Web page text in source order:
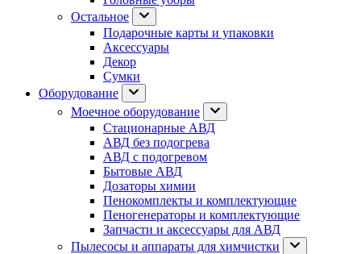
Остальное
Подарочные карты и упаковки
Аксессуары
Декор
Сумки
Оборудование
Моечное оборудование
Стационарные АВД
АВД без подогрева
АВД с подогревом
Бытовые АВД
Дозаторы химии
Пенокомплекты и комплектующие
Пеногенераторы и комплектующие
Запчасти и аксессуары для АВД
Пылесосы и аппараты для химчистки